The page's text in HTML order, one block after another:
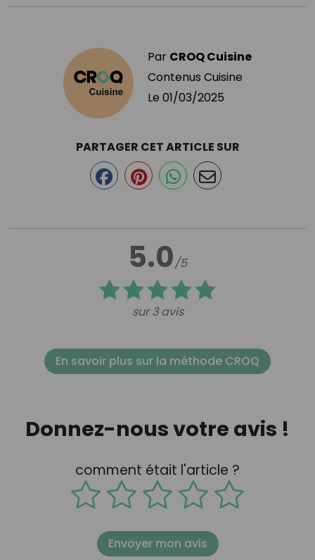
Par CROQ Cuisine
Contenus Cuisine
Le 01/03/2025
5.0/5
sur 3 avis
PARTAGER CET ARTICLE SUR
En savoir plus sur la méthode CROQ
Donnez-nous votre avis !
comment était l'article ?
Envoyer mon avis